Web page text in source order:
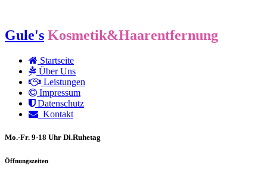
Gule's Kosmetik&Haarentfernung
Startseite
Über Uns
Leistungen
Impressum
Datenschutz
Kontakt
Mo.-Fr. 9-18 Uhr Di.Ruhetag
Öffnungszeiten